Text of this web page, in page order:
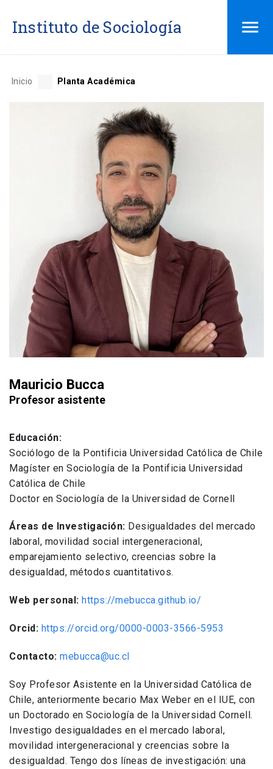
Instituto de Sociología
Inicio Planta Académica
Mauricio Bucca
Profesor asistente
Educación:
Sociólogo de la Pontificia Universidad Católica de Chile
Magíster en Sociología de la Pontificia Universidad
Católica de Chile
Doctor en Sociología de la Universidad de Cornell
Áreas de Investigación: Desigualdades del mercado
laboral, movilidad social intergeneracional,
emparejamiento selectivo, creencias sobre la
desigualdad, métodos cuantitativos.
Web personal: https://mebucca.github.io/
Orcid: https://orcid.org/0000-0003-3566-5953
Contacto: mebucca@uc.cl
Soy Profesor Asistente en la Universidad Católica de
Chile, anteriormente becario Max Weber en el IUE, con
un Doctorado en Sociología de la Universidad Cornell.
Investigo desigualdades en el mercado laboral,
movilidad intergeneracional y creencias sobre la
desigualdad. Tengo dos líneas de investigación: una